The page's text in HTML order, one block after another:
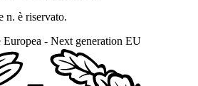
n. è riservato.